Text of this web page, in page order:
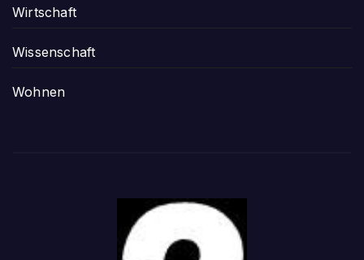
Wirtschaft
Wissenschaft
Wohnen